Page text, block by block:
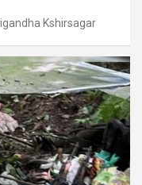
Kshirsagar